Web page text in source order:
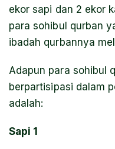
ekor sapi dan 2 ekor
para sohibul qurban
ibadah qurbannya
Adapun para sohibul
berpartisipasi dalam
adalah:
Sapi 1